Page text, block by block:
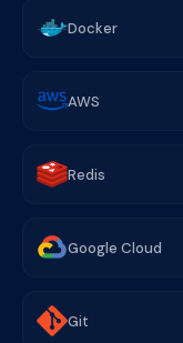
Docker
AWS
Redis
Google Cloud
Git